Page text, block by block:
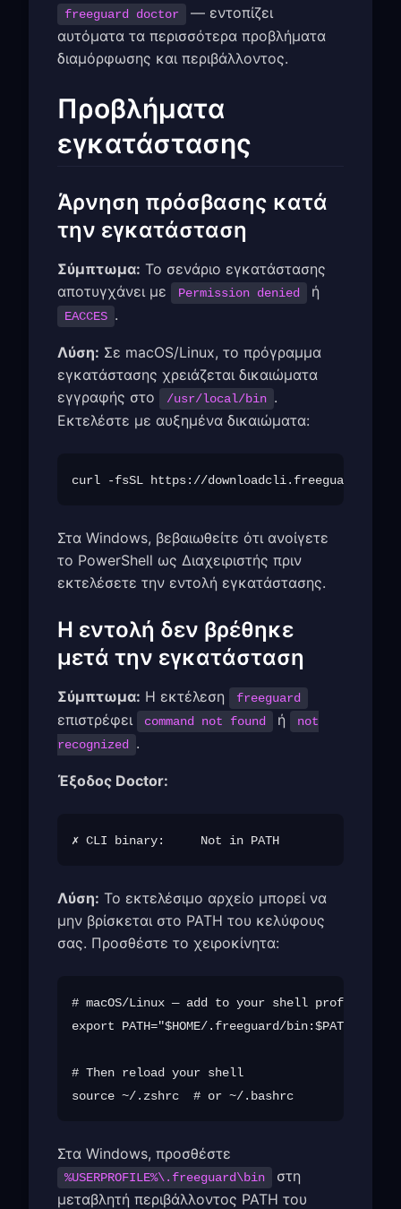
freeguard doctor
— εντοπίζει
αυτόματα τα περισσότερα προβλήματα
διαμόρφωσης και περιβάλλοντος.
Προβλήματα
εγκατάστασης
Άρνηση πρόσβασης κατά
την εγκατάσταση
Σύμπτωμα: Το σενάριο εγκατάστασης
αποτυγχάνει με
Permission denied ή
EACCES .
Λύση: Σε macOS/Linux, το πρόγραμμα
εγκατάστασης χρειάζεται δικαιώματα
εγγραφής στο
/usr/local/bin .
Εκτελέστε με αυξημένα δικαιώματα:
Στα Windows, βεβαιωθείτε ότι ανοίγετε
το PowerShell ως Διαχειριστής πριν
εκτελέσετε την εντολή εγκατάστασης.
Η εντολή δεν βρέθηκε
μετά την εγκατάσταση
Σύμπτωμα: Η εκτέλεση freeguard
επιστρέφει command not found ή
not
recognized
.
Έξοδος Doctor:
Λύση: Το εκτελέσιμο αρχείο μπορεί να
μην βρίσκεται στο PATH του κελύφους
σας. Προσθέστε το χειροκίνητα:
# macOS/Linux — add to your shell profile
export PATH="$HOME/.freeguard/bin:$PATH"
# Then reload your shell
Στα Windows, προσθέστε
%USERPROFILE%\.freeguard\bin
στη
μεταβλητή περιβάλλοντος PATH του